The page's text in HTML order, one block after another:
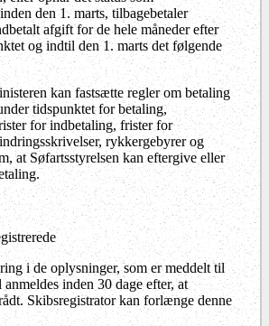
den 1. marts, tilbagebetaler
afgift for de hele måneder efter
og indtil den 1. marts det følgende
kan fastsætte regler om betaling
tidspunktet for betaling,
for indbetaling, frister for
rykkergebyrer og
at Søfartsstyrelsen kan eftergive eller
i de oplysninger, som er meddelt til
inden 30 dage efter, at
Skibsregistrator kan forlænge denne